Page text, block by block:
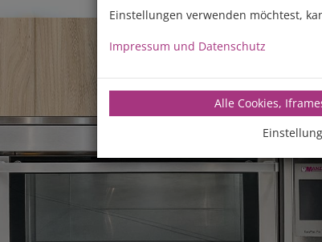
Einstellungen verwenden möchtest,
Impressum und Datenschutz
Alle Cookies,